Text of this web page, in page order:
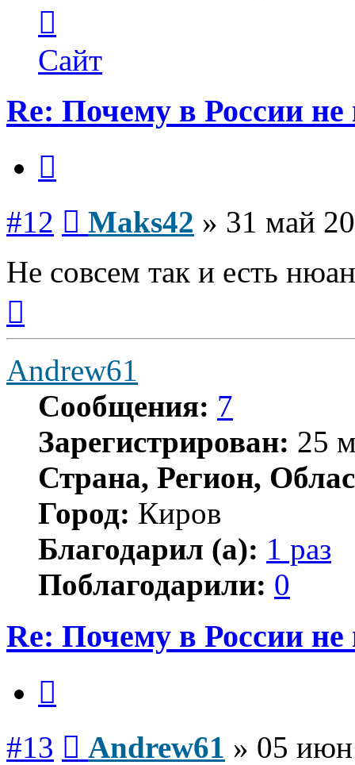
пользователя
Maks42
Сайт
Re: Почему в России не
#12 Maks42 » 31 май
Не совсем так и есть
началу
Andrew61
Сообщения: 7
Зарегистрирован: 25
Страна, Регион,
Город: Киров
Благодарил (а): 1 раз
Поблагодарили: 0
Re: Почему в России не
#13 Andrew61 » 05